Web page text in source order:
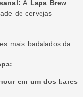
A Lapa Brew
de cervejas
mais badalados da
em um dos bares